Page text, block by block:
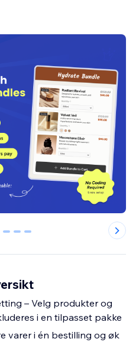
2 3 4
– Velg produkter og
i en tilpasset pakke
varer i én bestilling og øk